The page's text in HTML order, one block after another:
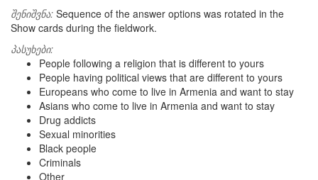
შენიშვნა: Sequence of the answer options was rotated in the
Show cards during the fieldwork.
პასუხები:
People following a religion that is different to yours
People having political views that are different to yours
Europeans who come to live in Armenia and want to stay
Asians who come to live in Armenia and want to stay
Drug addicts
Sexual minorities
Black people
Criminals
Other